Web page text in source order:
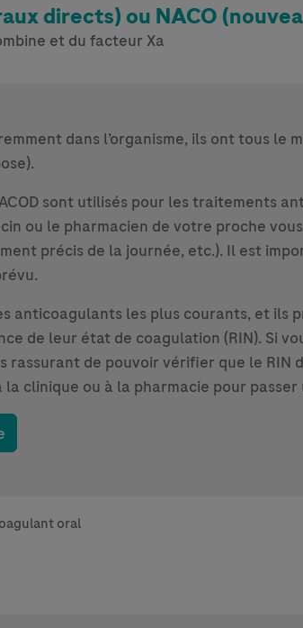
directs) ou NACO
et du facteur Xa
dans l’organisme, ils ont tous le
sont utilisés pour les traitements
ou le pharmacien de votre proche
précis de la journée, etc.). Il est
anticoagulants les plus courants, et
de leur état de coagulation (RIN). Si
de pouvoir vérifier que le RIN
clinique ou à la pharmacie pour
oral